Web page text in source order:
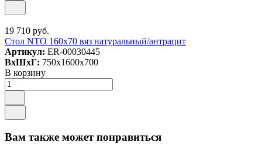
19 710 руб.
Стол NTO 160x70 вяз натуральный/антрацит
Артикул: ER-00030445
ВxШxГ: 750x1600x700
В корзину
Вам также может понравиться